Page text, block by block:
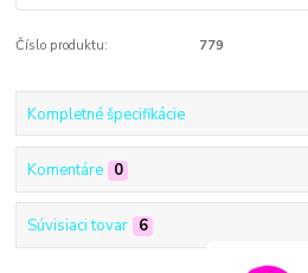
Číslo produktu: 779
Kompletné špecifikácie
Komentáre 0
Súvisiaci tovar 6